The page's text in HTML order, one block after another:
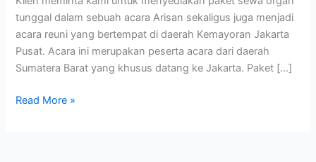
tunggal dalam sebuah acara Arisan sekaligus juga menjadi
acara reuni yang bertempat di daerah Kemayoran Jakarta
Pusat. Acara ini merupakan peserta acara dari daerah
Sumatera Barat yang khusus datang ke Jakarta. Paket […]
Read More »